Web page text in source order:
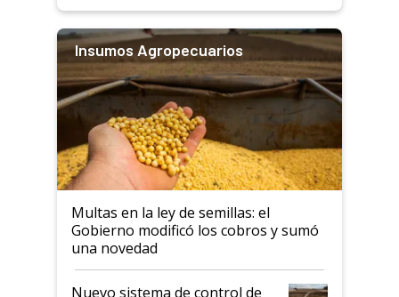
Insumos Agropecuarios
Multas en la ley de semillas: el
Gobierno modificó los cobros y sumó
una novedad
Nuevo sistema de control de